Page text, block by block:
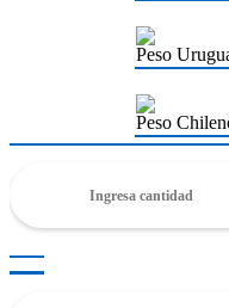
Peso
Peso